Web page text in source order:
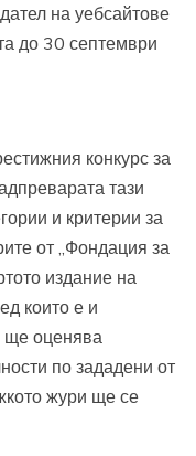
на уебсайтове
до 30 септември
конкурс за
тази
и критерии за
от „Фондация за
издание на
които е и
ще оценява
по зададени от
жури ще се